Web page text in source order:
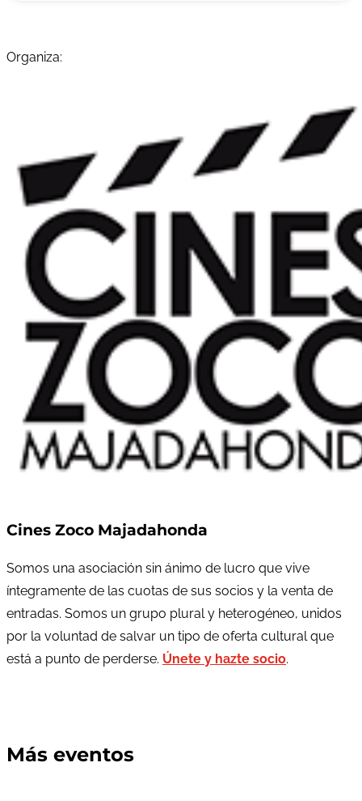
Organiza:
Cines Zoco Majadahonda
Somos una asociación sin ánimo de lucro que vive
íntegramente de las cuotas de sus socios y la venta de
entradas. Somos un grupo plural y heterogéneo, unidos
por la voluntad de salvar un tipo de oferta cultural que
está a punto de perderse. Únete y hazte socio.
Más eventos